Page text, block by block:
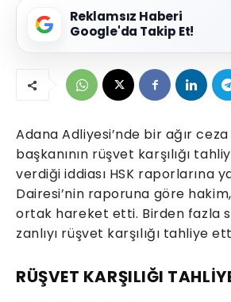
Reklamsız Haberi
Google'da Takip Et!
Adana Adliyesi’nde bir ağır
başkanının rüşvet karşılığı
verdiği iddiası HSK raporlarına
Dairesi’nin raporuna göre
ortak hareket etti. Birden fazla
zanlıyı rüşvet karşılığı tahliye
RÜŞVET KARŞILIĞI